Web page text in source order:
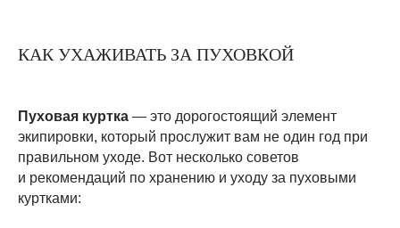
КАК УХАЖИВАТЬ ЗА ПУХОВКОЙ
Пуховая куртка — это дорогостоящий элемент
экипировки, который прослужит вам не один год при
правильном уходе. Вот несколько советов
и рекомендаций по хранению и уходу за пуховыми
куртками: